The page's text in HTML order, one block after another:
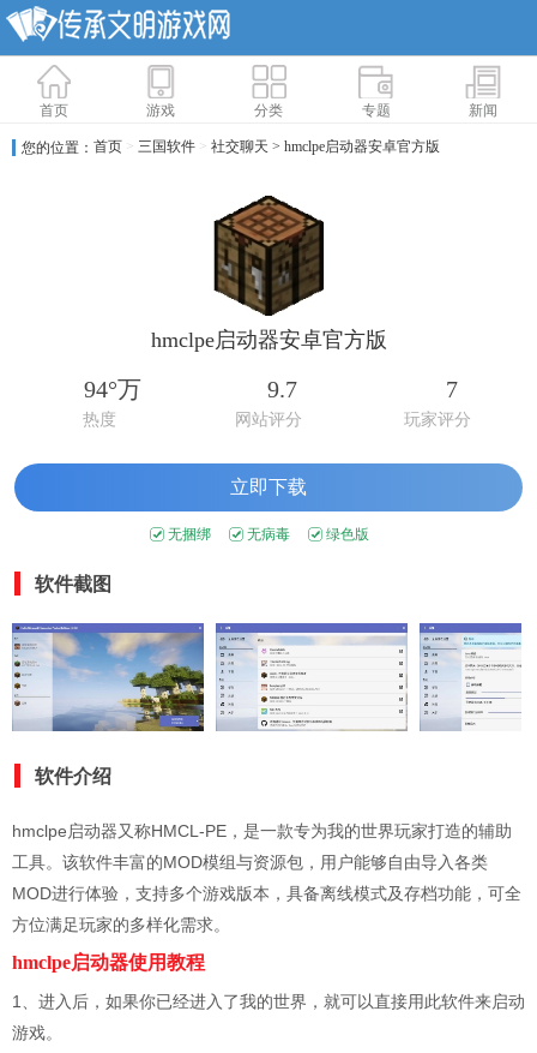
首页 游戏 分类 专题 新闻
您的位置： 首页 > 三国软件 > 社交聊天 > hmclpe启动器安卓官方版
hmclpe启动器安卓官方版
94°万
热度
9.7
网站评分
7
玩家评分
立即下载
无捆绑 无病毒 绿色版
软件截图
软件介绍
hmclpe启动器又称HMCL-PE，是一款专为我的世界玩家打造的辅助
工具。该软件丰富的MOD模组与资源包，用户能够自由导入各类
MOD进行体验，支持多个游戏版本，具备离线模式及存档功能，可全
方位满足玩家的多样化需求。
hmclpe启动器使用教程
1、进入后，如果你已经进入了我的世界，就可以直接用此软件来启动
游戏。